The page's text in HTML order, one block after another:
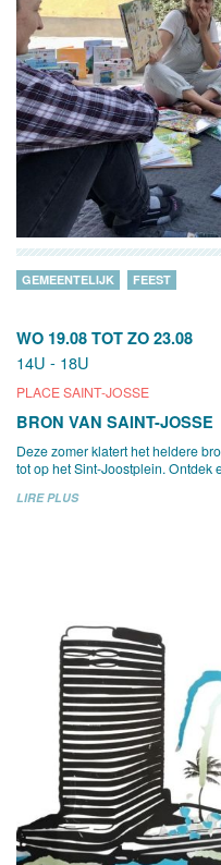
WO 19.08 TOT ZO 23.08
14U - 18U
PLACE SAINT-JOSSE
GEMEENTELIJK FEEST
BRON VAN SAINT-JOSSE
Deze zomer klatert het heldere
tot op het Sint-Joostplein. Ontdek
LIRE PLUS